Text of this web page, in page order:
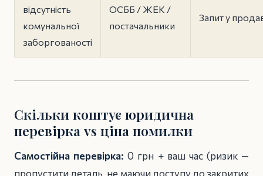
відсутність
комунальної
заборгованості
ОСББ / ЖЕК /
постачальники
Запит у
Скільки коштує юридична
перевірка vs ціна помилки
Самостійна перевірка: 0 грн + ваш час (ризик —
пропустити деталь, не маючи доступу до закритих